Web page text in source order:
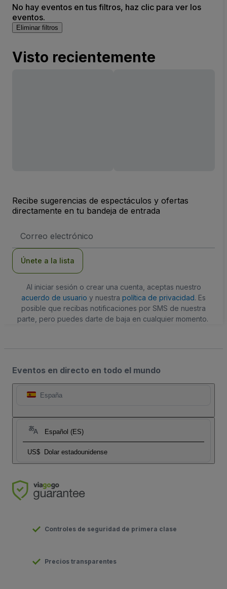
No hay eventos en tus filtros, haz clic para ver los
eventos.
Eliminar filtros
Visto recientemente
Recibe sugerencias de espectáculos y ofertas
directamente en tu bandeja de entrada
de
Únete a la lista
Al iniciar sesión o crear una cuenta, aceptas nuestro
acuerdo de usuario y nuestra política de privacidad. Es
posible que recibas notificaciones por SMS de nuestra
parte, pero puedes darte de baja en cualquier momento.
Eventos en directo en todo el mundo
España
Español (ES)
US$ Dolar estadounidense
Controles de seguridad de primera clase
Precios transparentes